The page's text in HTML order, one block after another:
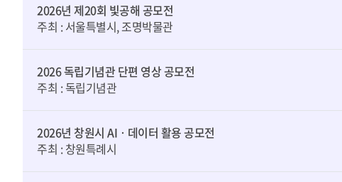
2026년 제20회 빛공해 공모전
주최 : 서울특별시, 조명박물관
2026 독립기념관 단편 영상 공모전
주최 : 독립기념관
2026년 창원시 AIㆍ데이터 활용 공모전
주최 : 창원특례시